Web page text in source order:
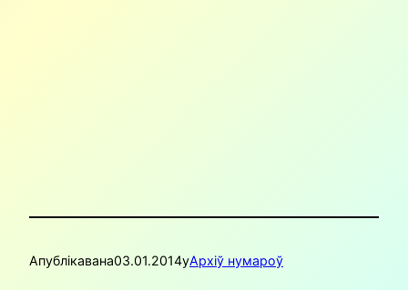
Апублікавана03.01.2014уАрхіў нумароў